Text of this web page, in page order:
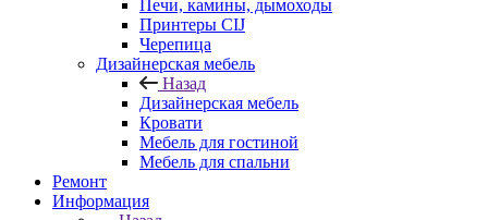
Печи, камины, дымоходы
Принтеры CIJ
Черепица
Дизайнерская мебель
Назад
Дизайнерская мебель
Кровати
Мебель для гостиной
Мебель для спальни
Ремонт
Информация